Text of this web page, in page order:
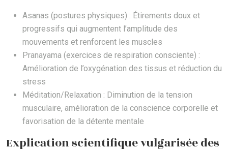
Asanas (postures physiques) : Étirements doux et
progressifs qui augmentent l’amplitude des
mouvements et renforcent les muscles
Pranayama (exercices de respiration consciente) :
Amélioration de l’oxygénation des tissus et réduction du
stress
Méditation/Relaxation : Diminution de la tension
musculaire, amélioration de la conscience corporelle et
favorisation de la détente mentale
Explication scientifique vulgarisée des